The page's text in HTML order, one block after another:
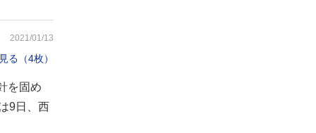
2021/01/13
る（4枚）
を固め
9日、西